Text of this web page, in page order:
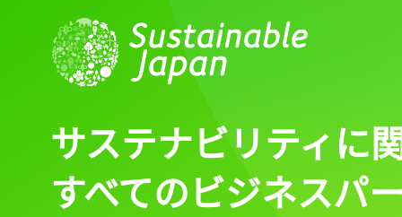
サステナビリティに
すべてのビジネスパ